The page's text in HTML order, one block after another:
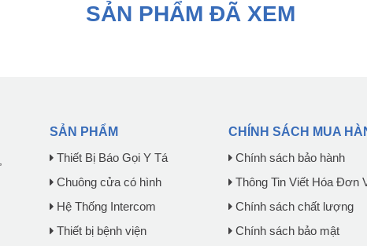
SẢN PHẨM ĐÃ XEM
SẢN PHẨM
Thiết Bị Báo Gọi Y Tá
Chuông cửa có hình
Hệ Thống Intercom
Thiết bị bệnh viện
CHÍNH SÁCH MUA
Chính sách bảo hành
Thông Tin Viết Hóa Đơn
Chính sách chất lượng
Chính sách bảo mật